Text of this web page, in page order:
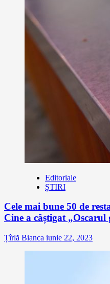
Editoriale
ȘTIRI
Cele mai bune 50 de
Cine a câștigat
Țîrlă Bianca iunie 22, 2023